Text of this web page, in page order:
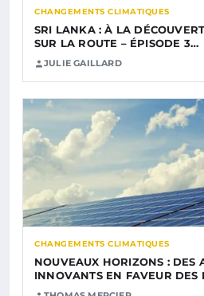
CHANGEMENTS CLIMATIQUES
SRI LANKA : À LA
SUR LA ROUTE – ÉPISODE 3…
JULIE GAILLARD
CHANGEMENTS CLIMATIQUES
NOUVEAUX HORIZONS : DES
INNOVANTS EN FAVEUR DES